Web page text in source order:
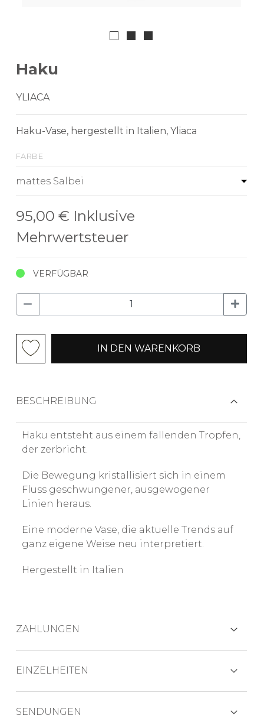
Haku
YLIACA
Haku-Vase, hergestellt in Italien, Yliaca
farbe
95,00 € Inklusive
Mehrwertsteuer
VERFÜGBAR
IN DEN WARENKORB
BESCHREIBUNG
Haku entsteht aus einem fallenden Tropfen,
der zerbricht.
Die Bewegung kristallisiert sich in einem
Fluss geschwungener, ausgewogener
Linien heraus.
Eine moderne Vase, die aktuelle Trends auf
ganz eigene Weise neu interpretiert.
Hergestellt in Italien
ZAHLUNGEN
EINZELHEITEN
herausnehmbarem Glaseinsatz – ein Detail,
SENDUNGEN